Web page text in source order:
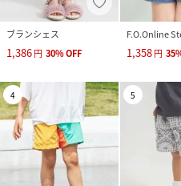
ブランシェス
1,386円 30%OFF
F.O.Online
1,358円 35
4 5